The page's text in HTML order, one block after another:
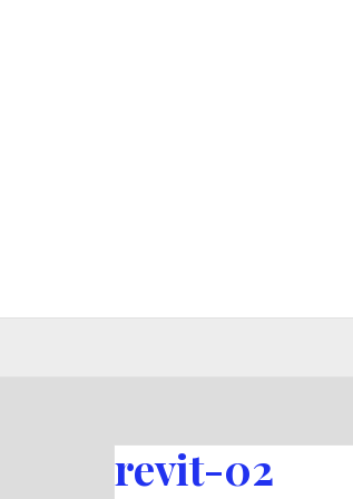
revit-02